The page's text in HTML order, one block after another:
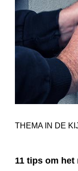
THEMA IN DE
11 tips om